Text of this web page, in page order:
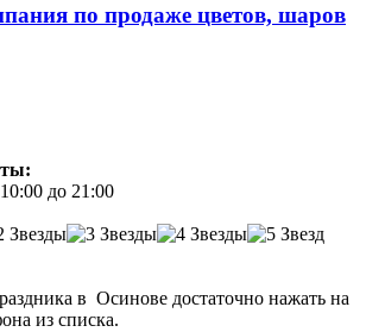
по продаже цветов, шаров
до 21:00
в Осинове достаточно нажать на
из списка.